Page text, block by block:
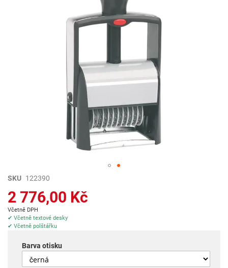
Přeskočit
začátek
galerie
s
obrázky
SKU 122390
2 776,00 Kč
Včetně DPH
✔ Včetně textové desky
✔ Včetně polštářku
Barva otisku